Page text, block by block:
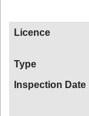
Licence
Type
Inspection Date